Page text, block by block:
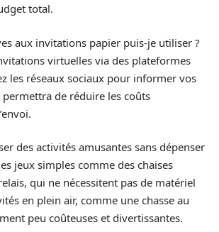
total.
aux invitations papier puis-je utiliser ?
virtuelles via des plateformes
les réseaux sociaux pour informer vos
permettra de réduire les coûts
des activités amusantes sans dépenser
jeux simples comme des chaises
qui ne nécessitent pas de matériel
en plein air, comme une chasse au
peu coûteuses et divertissantes.